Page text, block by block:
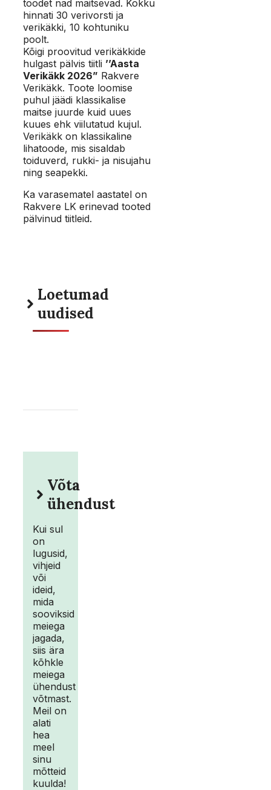
toodet nad maitsevad. Kokku
hinnati 30 verivorsti ja
verikäkki, 10 kohtuniku
poolt.
Kõigi proovitud verikäkkide
hulgast pälvis tiitli ’’Aasta
Verikäkk 2026” Rakvere
Verikäkk. Toote loomise
puhul jäädi klassikalise
maitse juurde kuid uues
kuues ehk viilutatud kujul.
Verikäkk on klassikaline
lihatoode, mis sisaldab
toiduverd, rukki- ja nisujahu
ning seapekki.
Ka varasematel aastatel on
Rakvere LK erinevad tooted
pälvinud tiitleid.
Loetumad
uudised
Võta
ühendust
Kui sul
on
lugusid,
vihjeid
või
ideid,
mida
sooviksid
meiega
jagada,
siis ära
kõhkle
meiega
ühendust
võtmast.
Meil on
alati
hea
meel
sinu
mõtteid
kuulda!